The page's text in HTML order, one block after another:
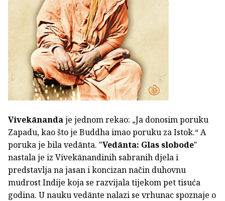
Vivekānandaje jednom rekao: „Ja donosim poruku
Zapadu, kao što je Buddha imao poruku za Istok.“ A
poruka je bila vedānta. "Vedānta: Glas slobode"
nastala je iz Vivekānandinih sabranih djela i
predstavlja na jasan i koncizan način duhovnu
mudrost Indije koja se razvijala tijekom pet tisuća
godina. U nauku vedānte nalazi se vrhunac spoznaje o